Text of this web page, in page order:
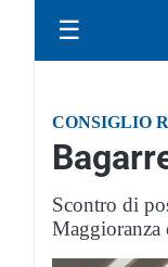
☰
CONSIGLIO
Scontro di
Maggioranza